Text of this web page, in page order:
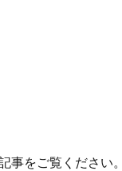
事をご覧ください。